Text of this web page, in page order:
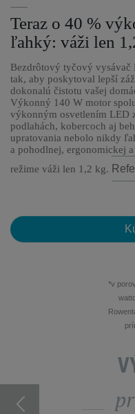
Teraz o 40 %
ľahký: váži len
Bezdrôtový tyčový vysávač
tak, aby poskytoval lepší
dokonalú čistotu vašej
Výkonný 140 W motor
výkonným osvetlením LED
podlahách, kobercoch aj
upratovania nebolo nikdy
a pohodlnej, ergonomickej
režime váži len 1,2 kg.
*v